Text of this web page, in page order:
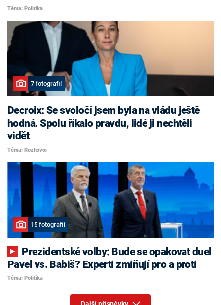
Téma: Politika
7 fotografií
Decroix: Se svoločí jsem byla na vládu ještě
hodná. Spolu říkalo pravdu, lidé ji nechtěli
vidět
Téma: Rozhovor
15 fotografií
Pavel vs. Babiš? Experti zmiňují pro a proti
Téma: Politika
Další příspěvky